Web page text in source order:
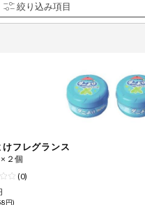
きます。
けフレグランス
２個
(0)
円)